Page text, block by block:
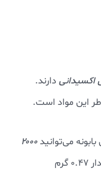
اکسیدانی دارند.
این مواد است.
می‌توانید۲۰۰۰
به بدنتان برسانید که حاوی مقدار ۰.۴۷ گرم